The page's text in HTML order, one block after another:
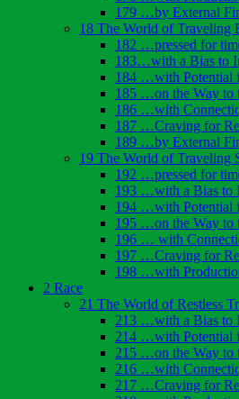
179 …by External
18 The World of Traveling
182 …pressed for
183…with a Bias to
184 …with Potential
185 …on the Way to
186 …with
187 …Craving for
189 …by External
19 The World of Traveling
192 …pressed for
193 …with a Bias to
194 …with Potential
195 …on the Way to
196 … with
197 …Craving for
198 …with
2 Race
21 The World of Restless
213 …with a Bias to
214 …with Potential
215 …on the Way to
216 …with
217 …Craving for